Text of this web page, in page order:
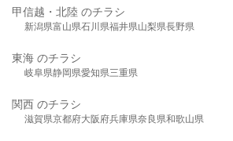
甲信越・北陸 のチラシ
新潟県富山県石川県福井県山梨県長野県
東海 のチラシ
岐阜県静岡県愛知県三重県
関西 のチラシ
滋賀県京都府大阪府兵庫県奈良県和歌山県